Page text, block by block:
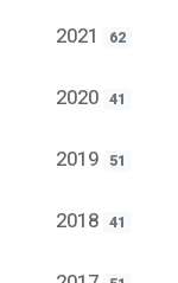
2021 62
2020 41
2019 51
2018 41